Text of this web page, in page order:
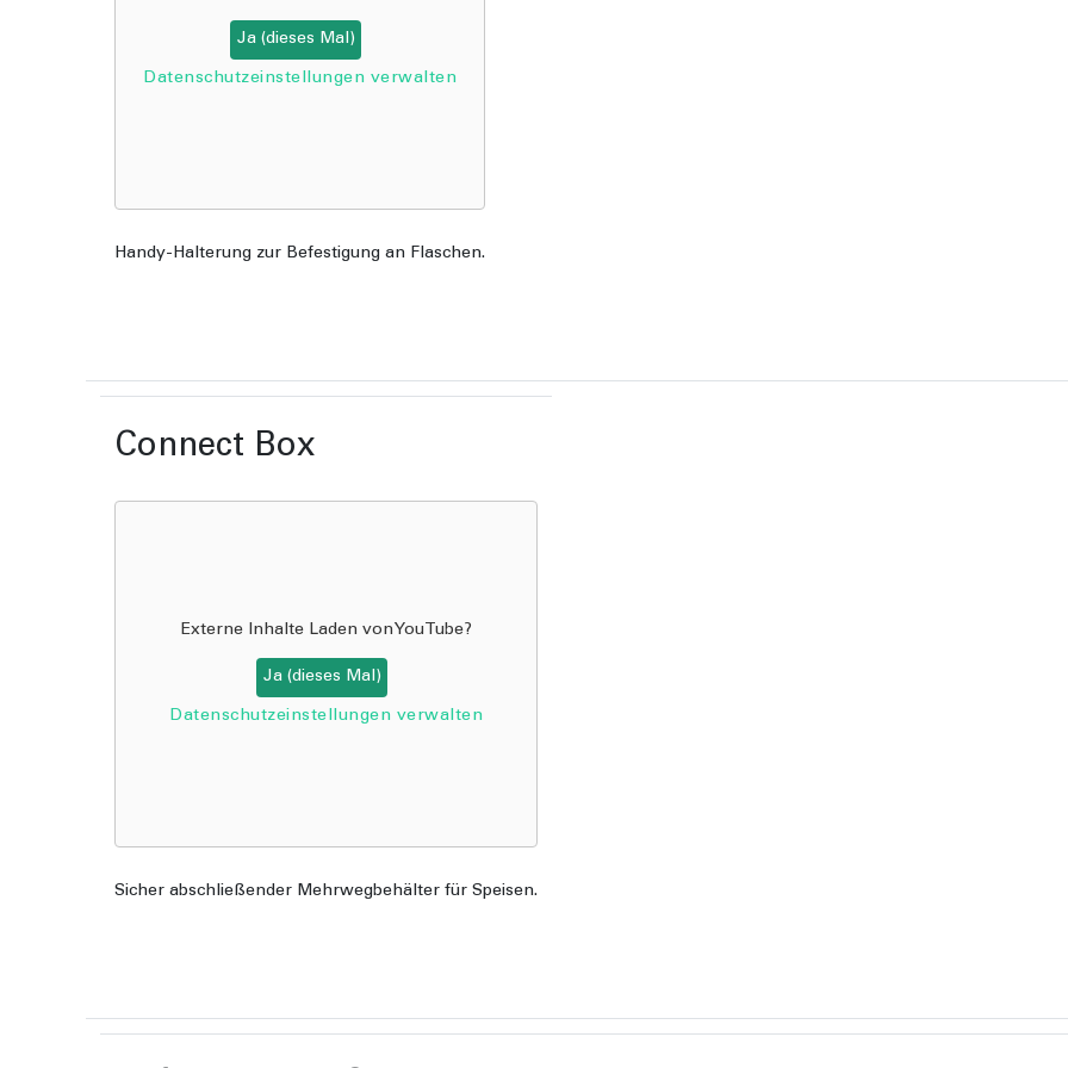
Ja (dieses Mal)
Datenschutzeinstellungen verwalten
Handy-Halterung zur Befestigung an Flaschen.
Connect Box
Externe Inhalte Laden von YouTube?
Ja (dieses Mal)
Datenschutzeinstellungen verwalten
Sicher abschließender Mehrwegbehälter für Speisen.